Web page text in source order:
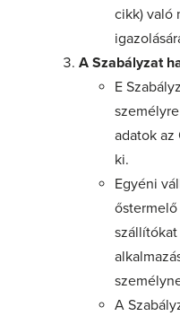
cikk) való
A Szabályzat
E
adatok
ki.
Egyéni
A